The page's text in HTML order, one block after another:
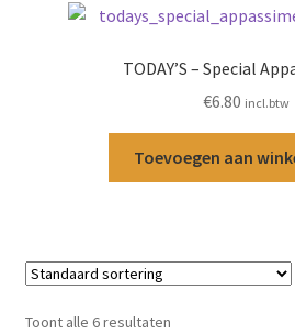
TODAY’S – Special
€6.80 incl.btw
Toevoegen aan
Toont alle 6 resultaten